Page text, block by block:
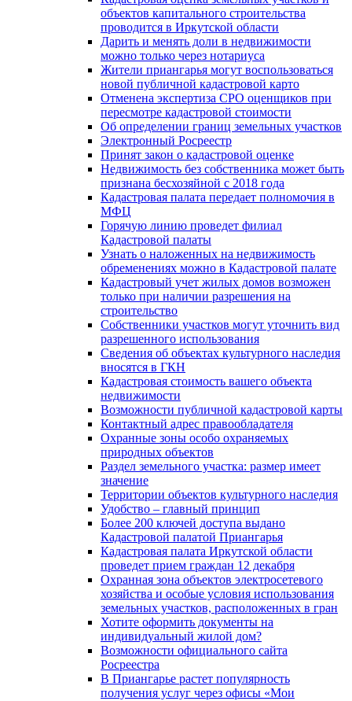
объектов капитального строительства
проводится в Иркутской области
Дарить и менять доли в недвижимости
можно только через нотариуса
Жители приангарья могут воспользоваться
новой публичной кадастровой карто
Отменена экспертиза СРО оценщиков при
пересмотре кадастровой стоимости
Об определении границ земельных участков
Электронный Росреестр
Принят закон о кадастровой оценке
Недвижимость без собственника может быть
признана бесхозяйной с 2018 года
Кадастровая палата передает полномочия в
МФЦ
Горячую линию проведет филиал
Кадастровой палаты
Узнать о наложенных на недвижимость
обременениях можно в Кадастровой палате
Кадастровый учет жилых домов возможен
только при наличии разрешения на
строительство
Собственники участков могут уточнить вид
разрешенного использования
Сведения об объектах культурного наследия
вносятся в ГКН
Кадастровая стоимость вашего объекта
недвижимости
Возможности публичной кадастровой карты
Контактный адрес правообладателя
Охранные зоны особо охраняемых
природных объектов
Раздел земельного участка: размер имеет
значение
Территории объектов культурного наследия
Удобство – главный принцип
Более 200 ключей доступа выдано
Кадастровой палатой Приангарья
Кадастровая палата Иркутской области
проведет прием граждан 12 декабря
Охранная зона объектов электросетевого
хозяйства и особые условия использования
земельных участков, расположенных в гран
Хотите оформить документы на
индивидуальный жилой дом?
Возможности официального сайта
Росреестра
В Приангарье растет популярность
получения услуг через офисы «Мои